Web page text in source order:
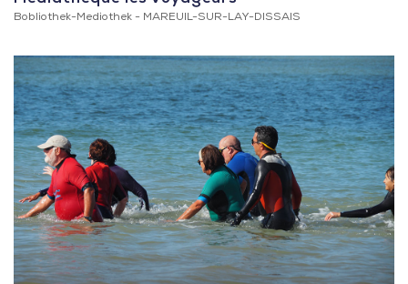
Bobliothek-Mediothek - MAREUIL-SUR-LAY-DISSAIS